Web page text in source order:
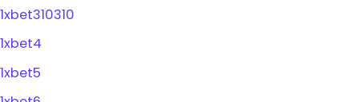
1xbet310310
1xbet4
1xbet5